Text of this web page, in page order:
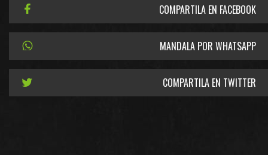
COMPARTILA EN FACEBOOK
MANDALA POR WHATSAPP
COMPARTILA EN TWITTER